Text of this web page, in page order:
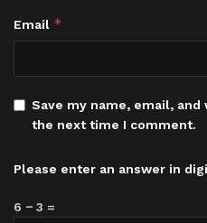
Email *
Save my name, email,
the next time I comment.
Please enter an answer in
6 − 3 =